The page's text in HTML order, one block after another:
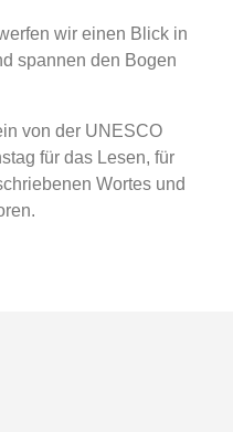
wir einen Blick in
spannen den Bogen
von der UNESCO
für das Lesen, für
Wortes und